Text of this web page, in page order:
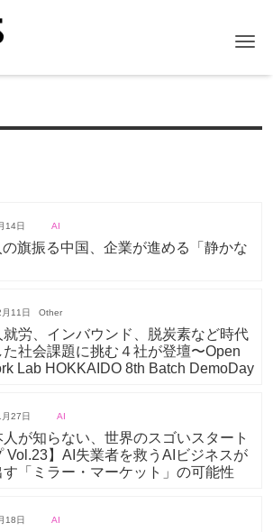
14日 AI
旗振る中国、企業が進める「静かな
11日 Other
就労、インバウンド、脱炭素など時代
た社会課題に挑む４社が登壇〜Open
Lab HOKKAIDO 8th Batch DemoDay
27日 AI
人が知らない、世界のスゴいスタート
Vol.23】AI失業者を救うAIビジネスが
す「ミラー・マーケット」の可能性
18日 AI